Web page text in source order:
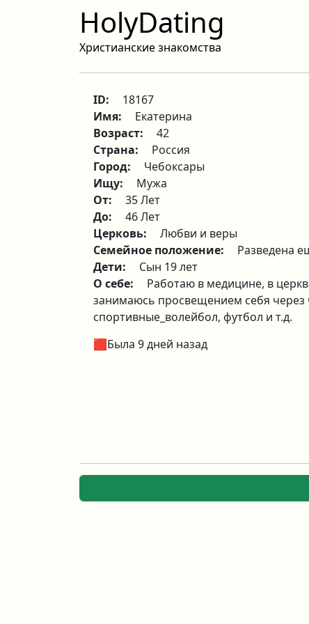
HolyDating
Христианские знакомства
ID:
18167
Имя:
Екатерина
Возраст:
42
Страна:
Россия
Город:
Чебоксары
Ищу:
Мужа
От:
35 Лет
До:
46 Лет
Церковь:
Любви и веры
Семейное положение:
Разведена
Дети:
Сын 19 лет
О себе:
Работаю в медицине, в
занимаюсь просвещением себя
спортивные_волейбол, футбол и т.д.
🟥Была 9 дней назад